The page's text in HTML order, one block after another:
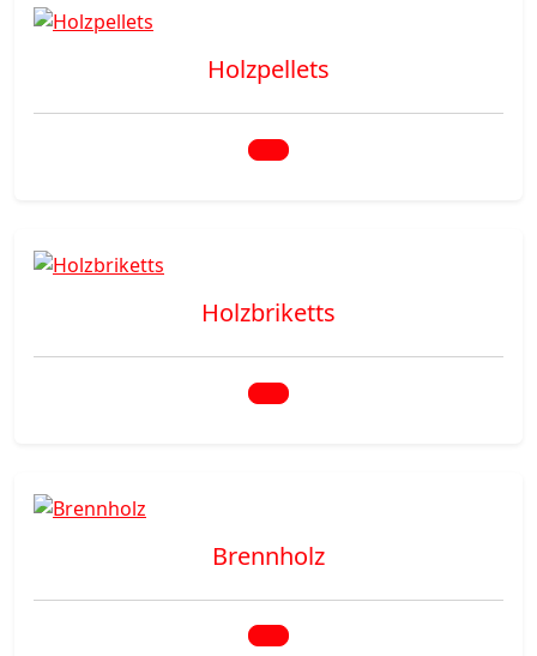
Holzpellets
Holzbriketts
Brennholz